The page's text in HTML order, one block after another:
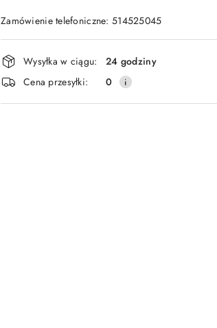
Zamówienie telefoniczne: 514525045
Dostępność
i
dostawa
Wysyłka w ciągu:
24 godziny
Cena przesyłki:
0